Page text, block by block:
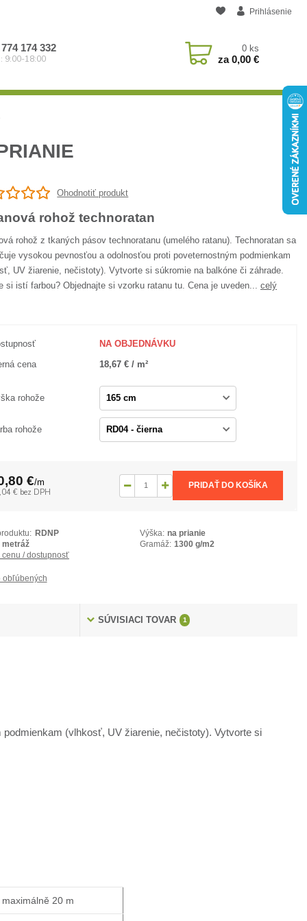
Prihlásenie
174 332
9:00-18:00
0 ks
za0,00 €
Ohodnotiť produkt
rohož technoratan
rohož z tkaných pásov technoratanu (umelého ratanu). Technoratan sa
vysokou pevnosťou a odolnosťou proti poveternostným podmienkam
UV žiarenie, nečistoty). Vytvorte si súkromie na balkóne či záhrade.
si istí farbou? Objednajte si vzorku ratanu tu. Cena je uveden... celý
NA OBJEDNÁVKU
cena 18,67 € / m²
rohože
rohože
€/m
€ bez DPH
PRIDAŤ DO KOŠÍKA
RDNP Výška: na prianie
metráž
Gramáž: 1300 g/m2
/ dostupnosť
obľúbených
SÚVISIACI TOVAR 1
(vlhkosť, UV žiarenie, nečistoty). Vytvorte si
20 m